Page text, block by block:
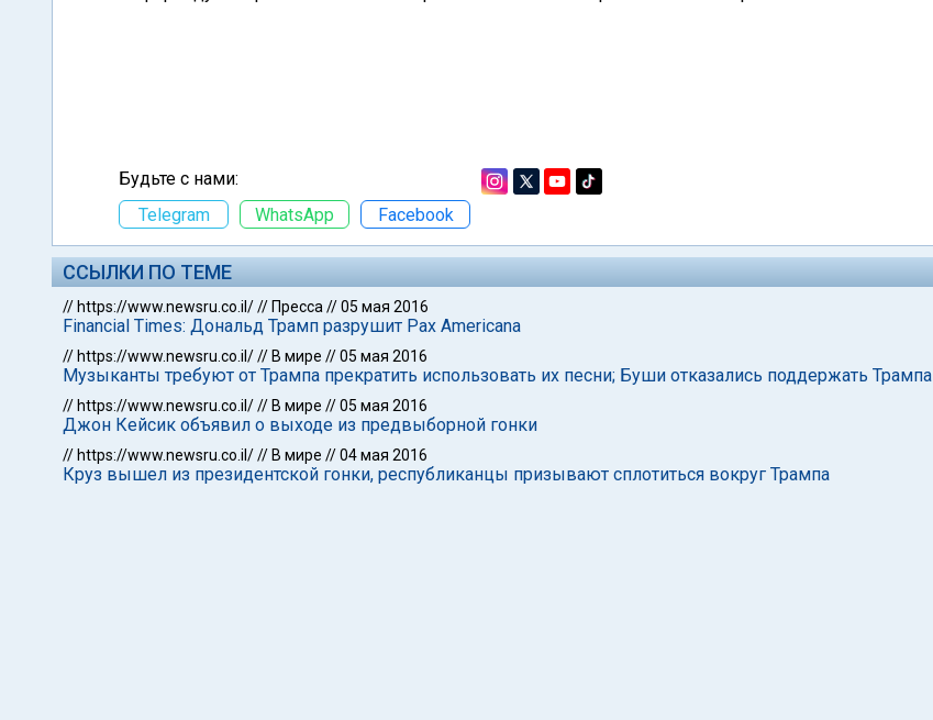
Будьте с нами:
Telegram
WhatsApp Facebook
ССЫЛКИ ПО ТЕМЕ
// https://www.newsru.co.il/// Пресса //05 мая 2016
Financial Times: Дональд Трамп разрушит Pax Americana
// https://www.newsru.co.il/// В мире //05 мая 2016
Музыканты требуют от Трампа прекратить использовать их песни; Буши отказались поддержать Трампа
// https://www.newsru.co.il/// В мире //05 мая 2016
Джон Кейсик объявил о выходе из предвыборной гонки
// https://www.newsru.co.il/// В мире //04 мая 2016
Круз вышел из президентской гонки, республиканцы призывают сплотиться вокруг Трампа